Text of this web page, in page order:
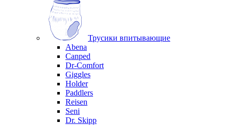
Трусики впитывающие
Abena
Canped
Dr-Comfort
Giggles
Holder
Paddlers
Reisen
Seni
Dr. Skipp